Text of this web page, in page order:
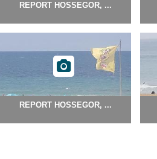
REPORT HOSSEGOR, ...
REPORT HOSSEGOR, ...